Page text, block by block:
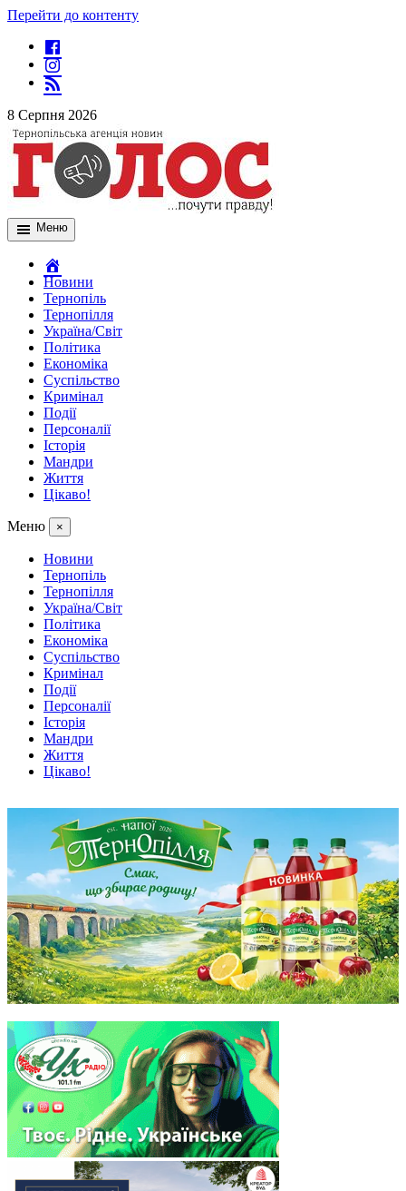
Перейти до контенту
8 Серпня 2026
Меню
Новини
Тернопіль
Тернопілля
Україна/Світ
Політика
Економіка
Суспільство
Кримінал
Події
Персоналії
Історія
Мандри
Життя
Цікаво!
Меню ×
Новини
Тернопіль
Тернопілля
Україна/Світ
Політика
Економіка
Суспільство
Кримінал
Події
Персоналії
Історія
Мандри
Життя
Цікаво!